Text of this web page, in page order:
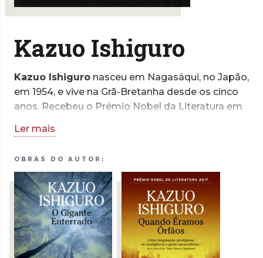
Kazuo Ishiguro
Kazuo Ishiguro nasceu em Nagasáqui, no Japão,
em 1954, e vive na Grã-Bretanha desde os cinco
anos. Recebeu o Prémio Nobel da Literatura em
cinquenta línguas. Entre as outras distinções que
grau de Oficial da Ordem do Império Britânico e
a condecoração francesa como Cavaleiro da
Ordem das Artes e Letras.
Kazuo Ishiguro dedica-se ainda
esporadicamente à escrita de argumentos para
cinema. O argumento que escreveu para o filme
Living valeu-lhe, em 2023, nomeações para os
Ler mais
OBRAS DO AUTOR: